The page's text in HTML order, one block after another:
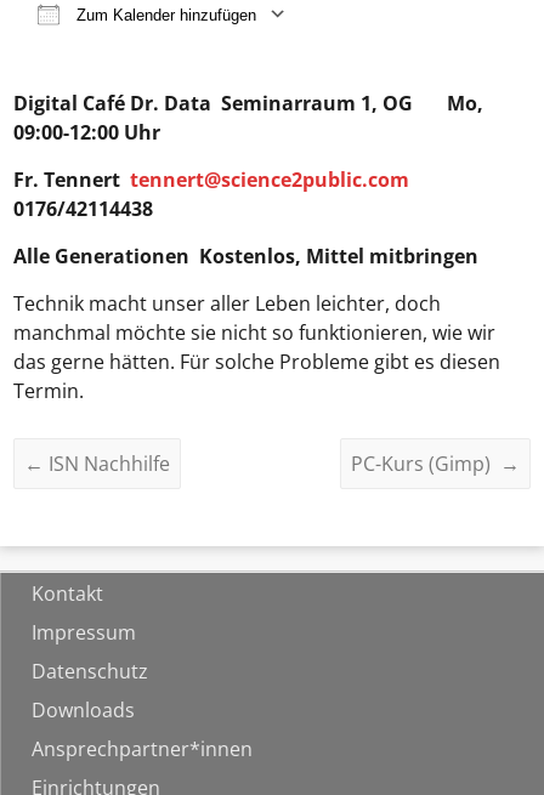
Zum Kalender hinzufügen
Digital Café Dr. Data Seminarraum 1, OG Mo,
09:00-12:00 Uhr
Fr. Tennerttennert@science2public.com
0176/42114438
Alle Generationen Kostenlos, Mittel mitbringen
Technik macht unser aller Leben leichter, doch
manchmal möchte sie nicht so funktionieren, wie wir
das gerne hätten. Für solche Probleme gibt es diesen
Termin.
← ISN Nachhilfe PC-Kurs (Gimp) →
Kontakt
Impressum
Datenschutz
Downloads
Ansprechpartner*innen
Einrichtungen